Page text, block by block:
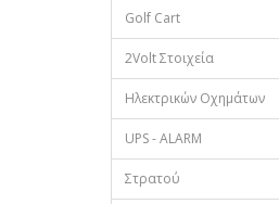
Golf Cart
2Volt Στοιχεία
Ηλεκτρικών Οχημάτων
UPS - ALARM
Στρατού